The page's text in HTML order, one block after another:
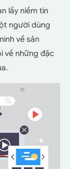
lấy niềm tin
người dùng
về sản
về những đặc